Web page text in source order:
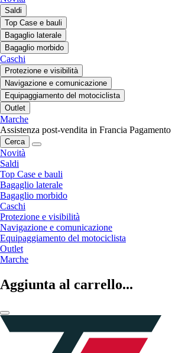
Saldi
Top Case e bauli
Bagaglio laterale
Bagaglio morbido
Caschi
Protezione e visibilità
Navigazione e comunicazione
Equipaggiamento del motociclista
Outlet
Marche
Assistenza post-vendita in Francia
Cerca
Novità
Saldi
Top Case e bauli
Bagaglio laterale
Bagaglio morbido
Caschi
Protezione e visibilità
Navigazione e comunicazione
Equipaggiamento del motociclista
Outlet
Marche
Aggiunta al carrello...